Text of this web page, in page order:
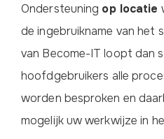
Ondersteuning op locatie
de ingebruikname van het
van Become-IT loopt dan
hoofdgebruikers alle
worden besproken en
mogelijk uw werkwijze in